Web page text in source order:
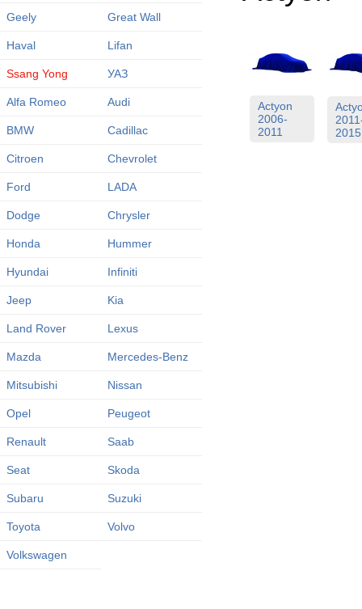
Geely Great Wall
Haval Lifan
Ssang Yong УАЗ
Alfa Romeo Audi
BMW Cadillac
Citroen Chevrolet
Ford LADA
Dodge Chrysler
Honda Hummer
Hyundai Infiniti
Jeep Kia
Land Rover Lexus
Mazda Mercedes-Benz
Mitsubishi Nissan
Opel Peugeot
Renault Saab
Seat Skoda
Subaru Suzuki
Toyota Volvo
Volkswagen
Actyon
2006-
2011
2015